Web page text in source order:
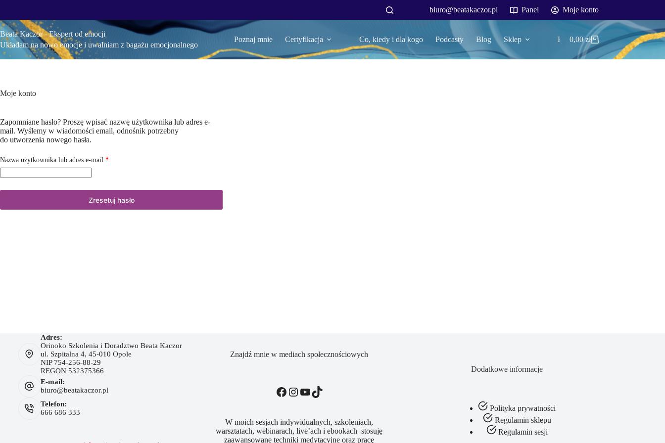
treści
biuro@beatakaczor.pl Panel Moje konto
Beata Kaczor - Ekspert od emocji
Układam na nowo emocje i uwalniam z bagażu emocjonalnego
Poznaj mnie Certyfikacja Co, kiedy i dla kogo Podcasty Blog Sklep Kontakt
Koszyk
0,00zł
Moje konto
Zapomniane hasło? Proszę wpisać nazwę użytkownika lub adres e-
mail. Wyślemy w wiadomości email, odnośnik potrzebny
do utworzenia nowego hasła.
Nazwa użytkownika lub adres e-mail *Wymagane
Zresetuj hasło
Adres:
Orinoko Szkolenia i Doradztwo Beata Kaczor
ul. Szpitalna 4, 45-010 Opole
NIP 754-256-88-29
REGON 532375366
E-mail:
biuro@beatakaczor.pl
Telefon:
666 686 333
Znajdź mnie w mediach społecznościowych
Facebook Instagram YouTube TikTok
W moich sesjach indywidualnych, szkoleniach,
warsztatach, webinarach, live’ach i ebookach stosuję
zaawansowane techniki medytacyjne oraz pracę
Dodatkowe informacje
Polityka prywatności
Regulamin sklepu
Regulamin sesji